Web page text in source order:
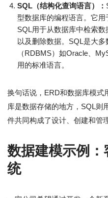
SQL（结构化查询语言）：
型数据库的编程语言。它用
SQL用于从数据库中检索
以及删除数据。SQL是大
（RDBMS）如Oracle、
用的标准语言。
换句话说，ERD和数据库模式
库是数据存储的地方，SQL则
件共同构成了设计、创建和管
数据建模示例
统